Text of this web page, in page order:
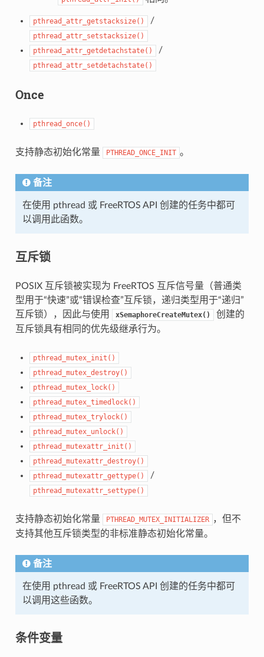
pthread_attr_getstacksize() /
pthread_attr_setstacksize()
pthread_attr_getdetachstate()
/
pthread_attr_setdetachstate()
Once
pthread_once()
支持静态初始化常量 PTHREAD_ONCE_INIT 。
备注
在使用 pthread 或 FreeRTOS API 创建的任务中都可
以调用此函数。
互斥锁
POSIX 互斥锁被实现为 FreeRTOS 互斥信号量（普通类
型用于“快速”或“错误检查”互斥锁，递归类型用于“递归”
互斥锁），因此与使用
xSemaphoreCreateMutex()
创建的
互斥锁具有相同的优先级继承行为。
pthread_mutex_init()
pthread_mutex_destroy()
pthread_mutex_lock()
pthread_mutex_timedlock()
pthread_mutex_trylock()
pthread_mutex_unlock()
pthread_mutexattr_init()
pthread_mutexattr_destroy()
pthread_mutexattr_gettype()
/
pthread_mutexattr_settype()
支持静态初始化常量 PTHREAD_MUTEX_INITIALIZER ，但不
支持其他互斥锁类型的非标准静态初始化常量。
备注
在使用 pthread 或 FreeRTOS API 创建的任务中都可
以调用这些函数。
条件变量